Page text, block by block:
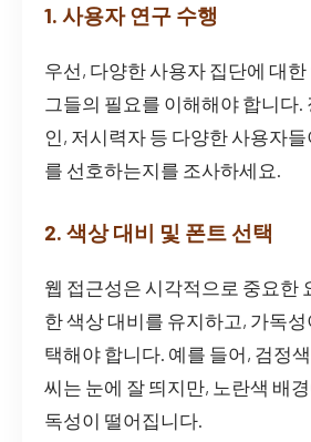
1. 사용자 연구 수행
우선, 다양한 사용자 집단에 대
그들의 필요를 이해해야 합니다.
인, 저시력자 등 다양한 사용자
를 선호하는지를 조사하세요.
2. 색상 대비 및 폰트 선택
웹 접근성은 시각적으로 중요한
한 색상 대비를 유지하고, 가독
택해야 합니다. 예를 들어, 검정
씨는 눈에 잘 띄지만, 노란색 배
독성이 떨어집니다.